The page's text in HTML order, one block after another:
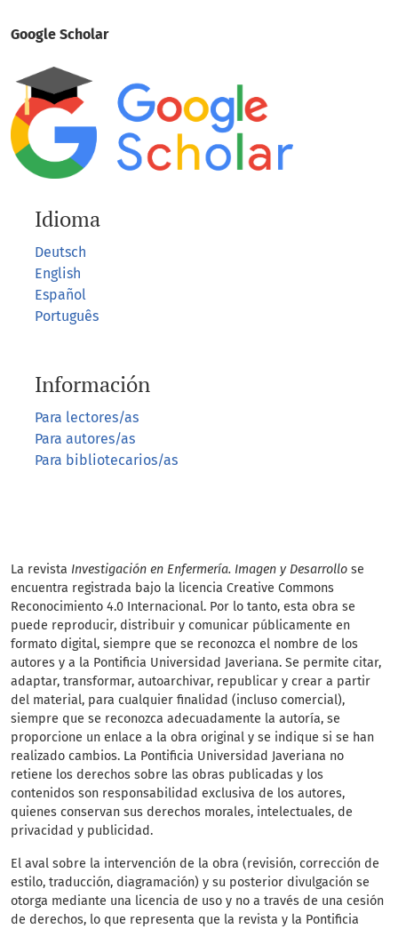
Google Scholar
Idioma
Deutsch
English
Español
Português
Información
Para lectores/as
Para autores/as
Para bibliotecarios/as
La revista Investigación en Enfermería. Imagen y Desarrollo se
encuentra registrada bajo la licencia Creative Commons
Reconocimiento 4.0 Internacional. Por lo tanto, esta obra se
puede reproducir, distribuir y comunicar públicamente en
formato digital, siempre que se reconozca el nombre de los
autores y a la Pontificia Universidad Javeriana. Se permite citar,
adaptar, transformar, autoarchivar, republicar y crear a partir
del material, para cualquier finalidad (incluso comercial),
siempre que se reconozca adecuadamente la autoría, se
proporcione un enlace a la obra original y se indique si se han
realizado cambios. La Pontificia Universidad Javeriana no
retiene los derechos sobre las obras publicadas y los
contenidos son responsabilidad exclusiva de los autores,
quienes conservan sus derechos morales, intelectuales, de
privacidad y publicidad.
El aval sobre la intervención de la obra (revisión, corrección de
estilo, traducción, diagramación) y su posterior divulgación se
otorga mediante una licencia de uso y no a través de una cesión
de derechos, lo que representa que la revista y la Pontificia